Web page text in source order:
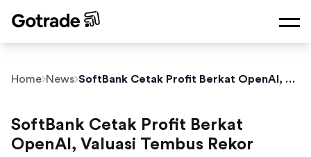
Home News SoftBank Cetak Profit Berkat OpenAI, Valuasi Tembus Rekor
SoftBank Cetak Profit Berkat
OpenAI, Valuasi Tembus Rekor